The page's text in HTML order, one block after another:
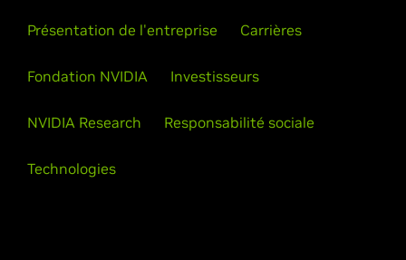
Présentation de l'entreprise Carrières
Fondation NVIDIA Investisseurs
NVIDIA Research Responsabilité sociale
Technologies